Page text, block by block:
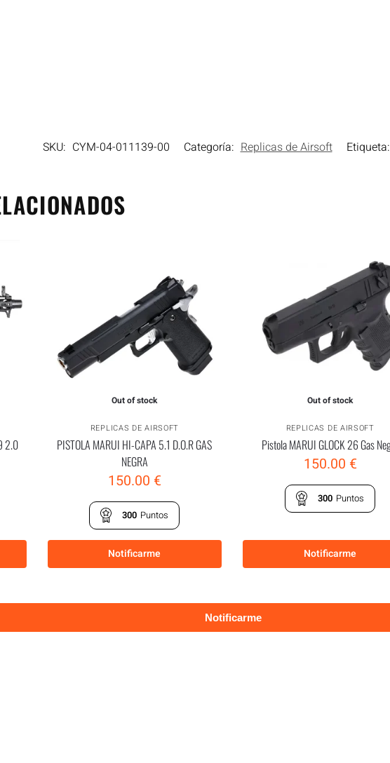
SKU: CYM-04-011139-00 Categoría: Replicas de Airsoft Etiqueta:
2.0
Out of stock
REPLICAS DE AIRSOFT
PISTOLA MARUI HI-CAPA 5.1 D.O.R GAS
NEGRA
150.00 €
300 Puntos
Notificarme
Out of stock
REPLICAS DE AIRSOFT
Pistola MARUI GLOCK 26 Gas
150.00 €
300 Puntos
Notificarme